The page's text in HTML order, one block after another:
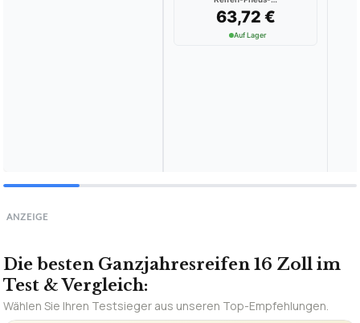
63,72 €
Auf Lager
ANZEIGE